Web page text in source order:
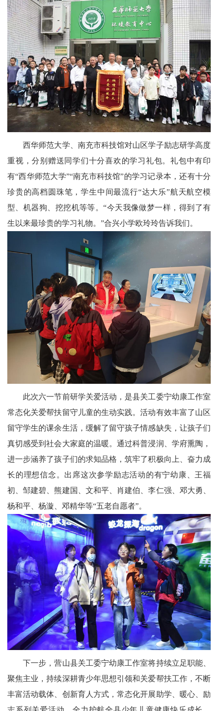
府
社
区
天
府
卫
天
旅
游
府
文
学
西华师范大学、南充市科技馆对山区学子励志研学高度
重视，分别赠送同学们十分喜欢的学习礼包。礼包中有印
有“西华师范大学”“南充市科技馆”的学习记录本，还有十分
珍贵的高档圆珠笔，学生中间最流行“达大乐”航天航空模
型、机器狗、挖挖机等等。“今天我像做梦一样，得到了有
生以来最珍贵的学习礼物。”合兴小学欧玲玲告诉我们。
此次六一节前研学关爱活动，是县关工委宁幼康工作室
常态化关爱帮扶留守儿童的生动实践。活动有效丰富了山区
留守学生的课余生活，缓解了留守孩子情感缺失，让孩子们
真切感受到社会大家庭的温暖。通过科普浸润、学府熏陶，
进一步涵养了孩子们的求知品格，筑牢了积极向上、奋力成
长的理想信念。出席这次参学励志活动的有宁幼康、王福
初、邹建碧、熊建国、文和平、肖建伯、李仁强、邓大勇、
杨和平、杨漩、邓精华等“五老自愿者”。
下一步，营山县关工委宁幼康工作室将持续立足职能、
聚焦主业，持续深耕青少年思想引领和关爱帮扶工作，不断
丰富活动载体、创新育人方式，常态化开展助学、暖心、励